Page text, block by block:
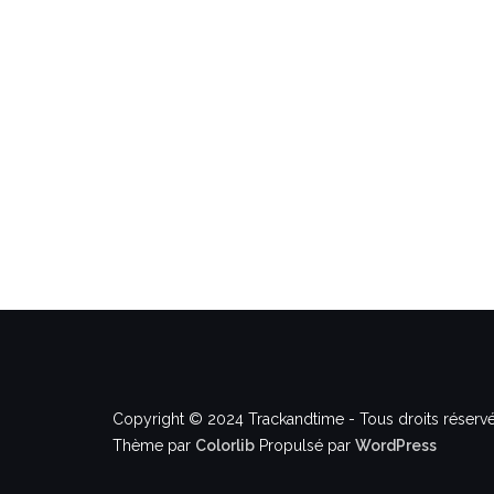
Copyright © 2024 Trackandtime - Tous droits
Thème par Colorlib Propulsé par WordPress